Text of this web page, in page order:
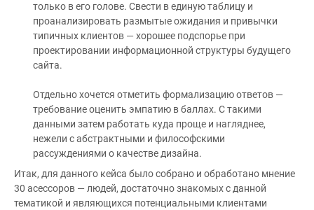
только в его голове. Свести в единую таблицу и
проанализировать размытые ожидания и привычки
типичных клиентов — хорошее подспорье при
проектировании информационной структуры будущего
сайта.
Отдельно хочется отметить формализацию ответов —
требование оценить эмпатию в баллах. С такими
данными затем работать куда проще и нагляднее,
нежели с абстрактными и философскими
рассуждениями о качестве дизайна.
Итак, для данного кейса было собрано и обработано мнение
30 асессоров — людей, достаточно знакомых с данной
тематикой и являющихся потенциальными клиентами